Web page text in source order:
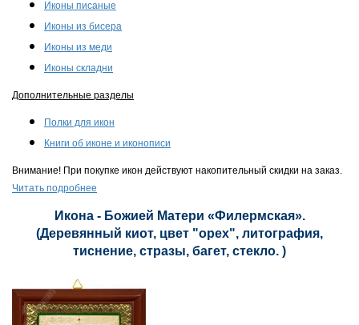
Иконы писаные
Иконы из бисера
Иконы из меди
Иконы складни
Дополнительные разделы
Полки для икон
Книги об иконе и иконописи
Внимание! При покупке икон действуют накопительный скидки на заказ.
Читать подробнее
Икона - Божией Матери «Филермская».
(Деревянный киот, цвет "орех", литография,
тиснение, стразы, багет, стекло. )